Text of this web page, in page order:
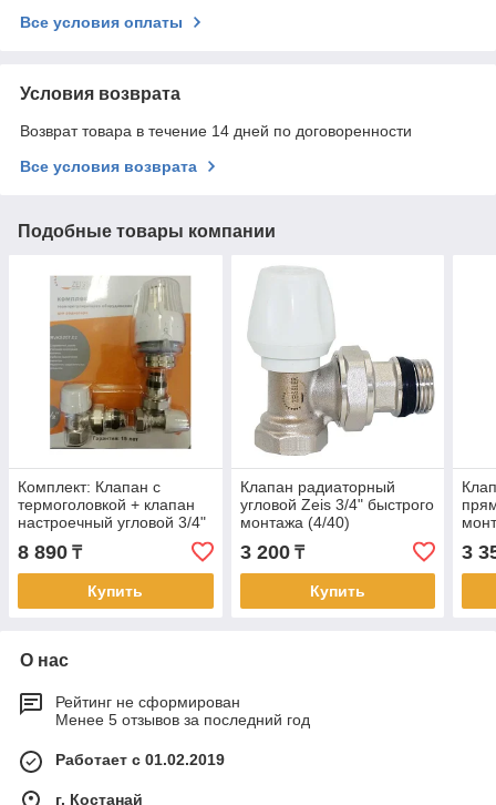
Все условия оплаты
Условия возврата
Возврат товара в течение 14 дней по договоренности
Все условия возврата
Подобные товары компании
Кoмплект: Клaпaн c
тepмоголовкой + клапан
настроечный угловой 3/4"
RVKS207.03 (1/20)
8 890 ₸
Купить
Клапан радиаторный
угловой Zeis 3/4" быстрого
монтажа (4/40)
3 200₸
Купить
3
О нас
Рейтинг не сформирован
Менее 5 отзывов за последний год
Работает с 01.02.2019
г. Костанай